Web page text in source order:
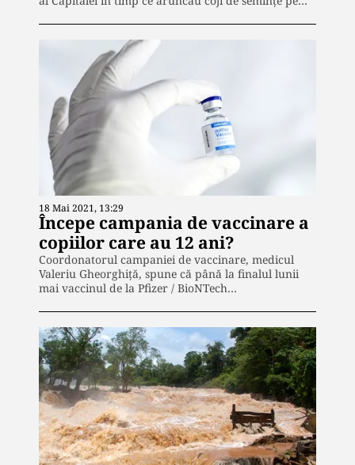
18 Mai 2021, 13:29
Începe campania de vaccinare a
copiilor care au 12 ani?
Coordonatorul campaniei de vaccinare, medicul
Valeriu Gheorghiță, spune că până la finalul lunii
mai vaccinul de la Pfizer / BioNTech…